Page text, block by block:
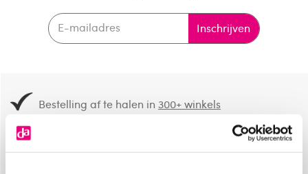
Inschrijven
Bestelling af te halen in300+ winkels